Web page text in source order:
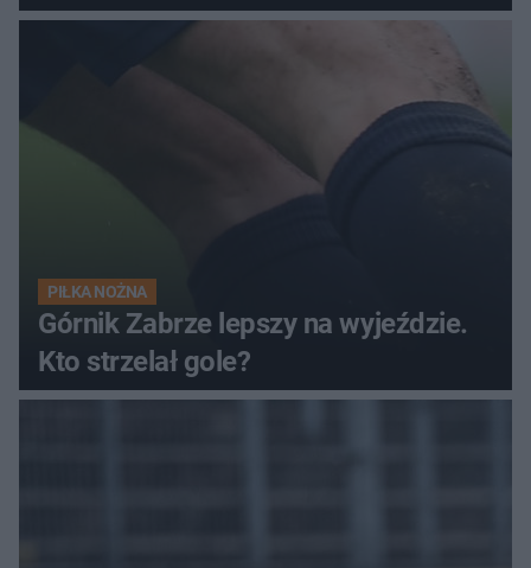
PIŁKA NOŻNA
Górnik Zabrze lepszy na wyjeździe.
Kto strzelał gole?